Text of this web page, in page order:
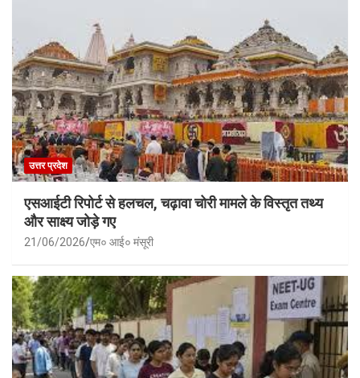
उत्तर प्रदेश
एसआईटी रिपोर्ट से हलचल, चढ़ावा चोरी मामले के विस्तृत तथ्य
और साक्ष्य जोड़े गए
21/06/2026 एम० आई० मंसूरी